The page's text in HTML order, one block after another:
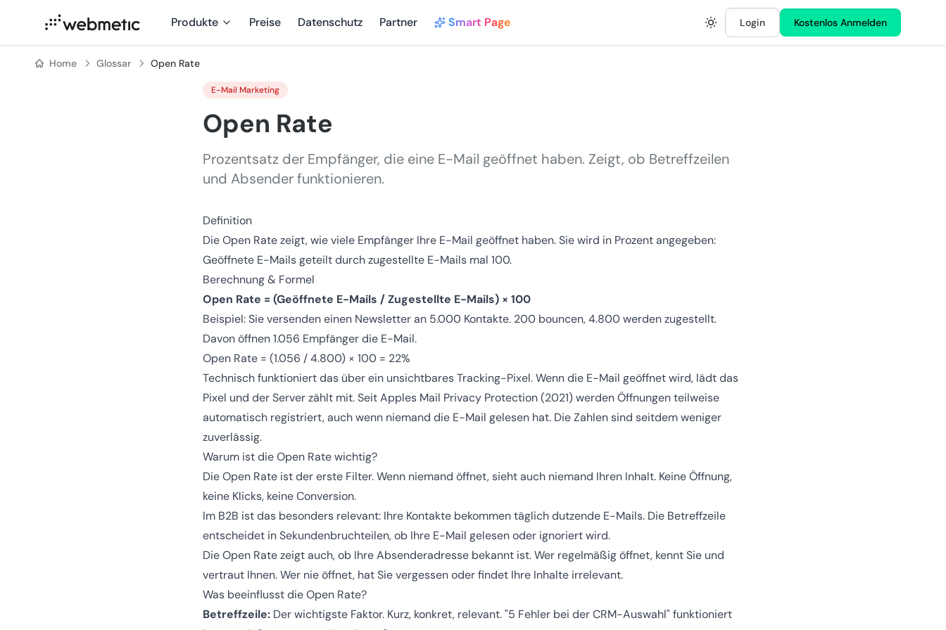
Produkte Preise Datenschutz Partner Smart Page Login Kostenlos Anmelden
Home Glossar Open Rate
E-Mail Marketing
Open Rate
Prozentsatz der Empfänger, die eine E-Mail geöffnet haben. Zeigt, ob Betreffzeilen
und Absender funktionieren.
Definition
Die Open Rate zeigt, wie viele Empfänger Ihre E-Mail geöffnet haben. Sie wird in Prozent angegeben:
Geöffnete E-Mails geteilt durch zugestellte E-Mails mal 100.
Berechnung & Formel
Open Rate = (Geöffnete E-Mails / Zugestellte E-Mails) × 100
Beispiel: Sie versenden einen Newsletter an 5.000 Kontakte. 200 bouncen, 4.800 werden zugestellt.
Davon öffnen 1.056 Empfänger die E-Mail.
Open Rate = (1.056 / 4.800) × 100 = 22%
Technisch funktioniert das über ein unsichtbares Tracking-Pixel. Wenn die E-Mail geöffnet wird, lädt das
Pixel und der Server zählt mit. Seit Apples Mail Privacy Protection (2021) werden Öffnungen teilweise
automatisch registriert, auch wenn niemand die E-Mail gelesen hat. Die Zahlen sind seitdem weniger
zuverlässig.
Warum ist die Open Rate wichtig?
Die Open Rate ist der erste Filter. Wenn niemand öffnet, sieht auch niemand Ihren Inhalt. Keine Öffnung,
keine Klicks, keine Conversion.
Im B2B ist das besonders relevant: Ihre Kontakte bekommen täglich dutzende E-Mails. Die Betreffzeile
entscheidet in Sekundenbruchteilen, ob Ihre E-Mail gelesen oder ignoriert wird.
Die Open Rate zeigt auch, ob Ihre Absenderadresse bekannt ist. Wer regelmäßig öffnet, kennt Sie und
vertraut Ihnen. Wer nie öffnet, hat Sie vergessen oder findet Ihre Inhalte irrelevant.
Was beeinflusst die Open Rate?
Betreffzeile: Der wichtigste Faktor. Kurz, konkret, relevant. "5 Fehler bei der CRM-Auswahl" funktioniert